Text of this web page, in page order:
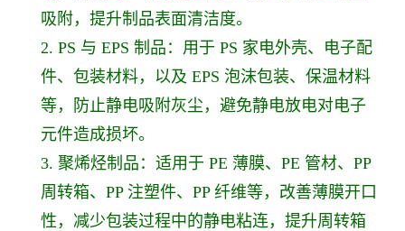
吸附，提升制品表面清洁度。
2. PS 与 EPS 制品：用于 PS 家电外壳、电子配
件、包装材料，以及 EPS 泡沫包装、保温材料
等，防止静电吸附灰尘，避免静电放电对电子
元件造成损坏。
3. 聚烯烃制品：适用于 PE 薄膜、PE 管材、PP
周转箱、PP 注塑件、PP 纤维等，改善薄膜开口
性，减少包装过程中的静电粘连，提升周转箱